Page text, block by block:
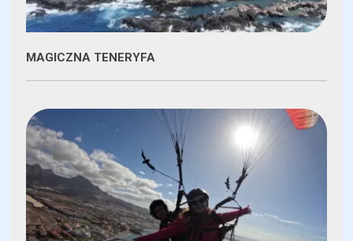
MAGICZNA TENERYFA